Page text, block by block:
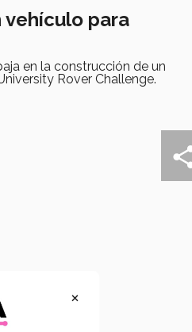
vehículo para
en la construcción de un
Rover Challenge.
×